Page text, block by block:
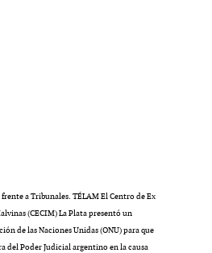
a Tribunales. TÉLAM El Centro de Ex
(CECIM) La Plata presentó un
de las Naciones Unidas (ONU) para que
del Poder Judicial argentino en la causa